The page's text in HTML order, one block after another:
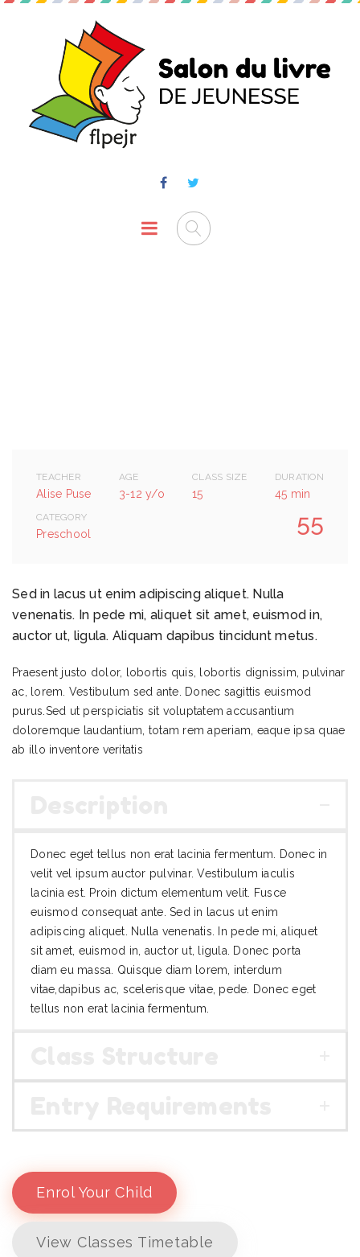
TEACHER
Alise Puse
AGE
3-12 y/o
CLASS SIZE
15
DURATION
45 min
CATEGORY
Preschool 55
Sed in lacus ut enim adipiscing aliquet. Nulla
venenatis. In pede mi, aliquet sit amet, euismod in,
auctor ut, ligula. Aliquam dapibus tincidunt metus.
Praesent justo dolor, lobortis quis, lobortis dignissim, pulvinar
ac, lorem. Vestibulum sed ante. Donec sagittis euismod
purus.Sed ut perspiciatis sit voluptatem accusantium
doloremque laudantium, totam rem aperiam, eaque ipsa quae
ab illo inventore veritatis
Donec eget tellus non erat lacinia fermentum. Donec in
velit vel ipsum auctor pulvinar. Vestibulum iaculis
lacinia est. Proin dictum elementum velit. Fusce
euismod consequat ante. Sed in lacus ut enim
adipiscing aliquet. Nulla venenatis. In pede mi, aliquet
sit amet, euismod in, auctor ut, ligula. Donec porta
diam eu massa. Quisque diam lorem, interdum
vitae,dapibus ac, scelerisque vitae, pede. Donec eget
tellus non erat lacinia fermentum.
Enrol Your Child
View Classes Timetable